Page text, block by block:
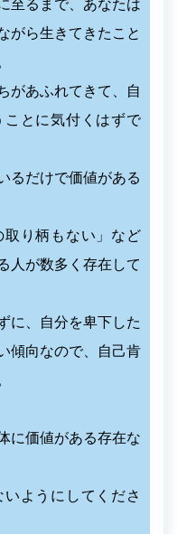
至るまで、あなたは
がら生きてきたこと
があふれてきて、自
とに気付くはずで
るだけで価値がある
り柄もない」など
人が数多く存在して
に、自分を卑下した
傾向なので、自己肯
に価値がある存在な
ようにしてくださ